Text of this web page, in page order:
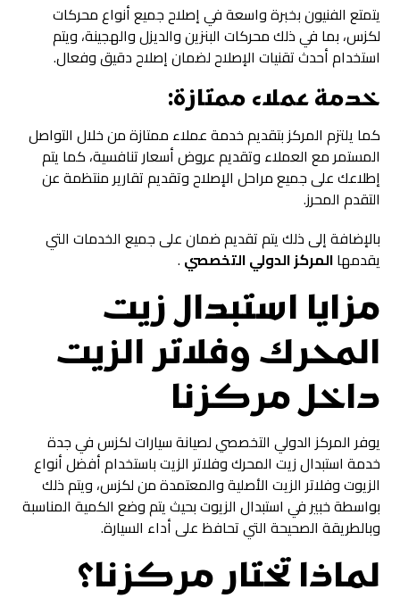
يتمتع الفنيون بخبرة واسعة في إصلاح جميع أنواع محركات
لكزس، بما في ذلك محركات البنزين والديزل والهجينة، ويتم
استخدام أحدث تقنيات الإصلاح لضمان إصلاح دقيق وفعال.
خدمة عملاء ممتازة:
كما يلتزم المركز بتقديم خدمة عملاء ممتازة من خلال التواصل
المستمر مع العملاء وتقديم عروض أسعار تنافسية، كما يتم
إطلاعك على جميع مراحل الإصلاح وتقديم تقارير منتظمة عن
التقدم المحرز.
بالإضافة إلى ذلك يتم تقديم ضمان على جميع الخدمات التي
يقدمهاالمركز الدولي التخصصي .
مزايا استبدال زيت
المحرك وفلاتر الزيت
داخل مركزنا
يوفر المركز الدولي التخصصي لصيانة سيارات لكزس في جدة
خدمة استبدال زيت المحرك وفلاتر الزيت باستخدام أفضل أنواع
الزيوت وفلاتر الزيت الأصلية والمعتمدة من لكزس، ويتم ذلك
بواسطة خبير في استبدال الزيوت بحيث يتم وضع الكمية المناسبة
وبالطريقة الصحيحة التي تحافظ على أداء السيارة.
لماذا تختار مركزنا؟